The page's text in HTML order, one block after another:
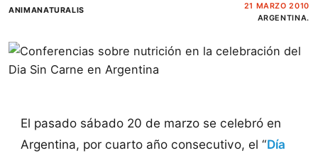
ANIMANATURALIS
21 MARZO 2010
ARGENTINA.
El pasado sábado 20 de marzo se celebró en
Argentina, por cuarto año consecutivo, el “Día